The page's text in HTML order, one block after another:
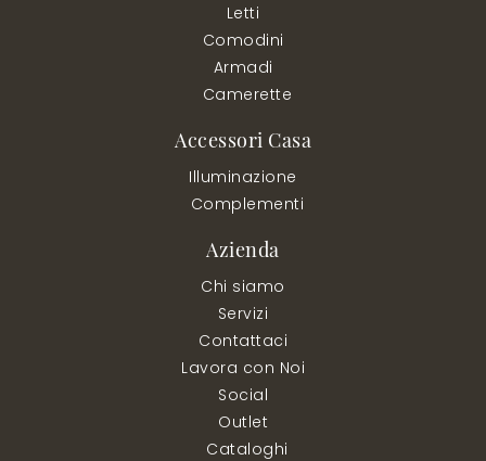
Letti
Comodini
Armadi
Camerette
Accessori Casa
Illuminazione
Complementi
Azienda
Chi siamo
Servizi
Contattaci
Lavora con Noi
Social
Outlet
Cataloghi